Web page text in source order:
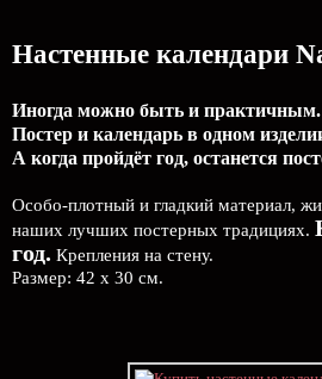
Настенные календари
Иногда можно быть и практичным.
Постер и календарь в одном
А когда пройдёт год, останется
Особо-плотный и гладкий материал,
наших лучших постерных традициях.
год. Крепления на стену.
Размер: 42 х 30 см.